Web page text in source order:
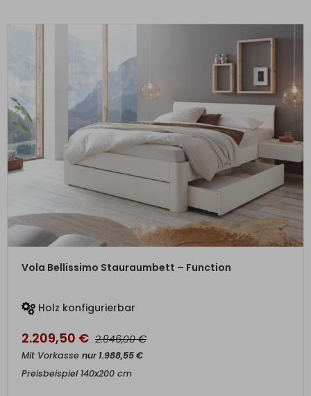
Vola Bellissimo Stauraumbett – Function
Holz konfigurierbar
2.209,50 € 2.946,00€
Mit Vorkasse nur1.988,55€
Preisbeispiel 140x200 cm